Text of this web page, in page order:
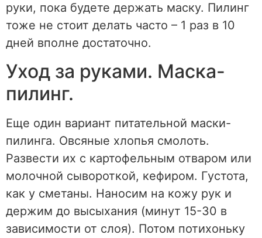
руки, пока будете держать маску. Пилинг
тоже не стоит делать часто – 1 раз в 10
дней вполне достаточно.
Уход за руками. Маска-
пилинг.
Еще один вариант питательной маски-
пилинга. Овсяные хлопья смолоть.
Развести их с картофельным отваром или
молочной сывороткой, кефиром. Густота,
как у сметаны. Наносим на кожу рук и
держим до высыхания (минут 15-30 в
зависимости от слоя). Потом потихоньку